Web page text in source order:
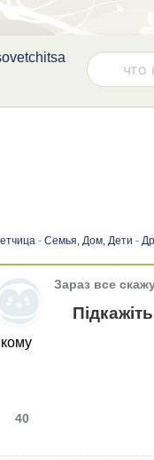
- Семья, Дом, Дети -
Зараз все
І кому
40